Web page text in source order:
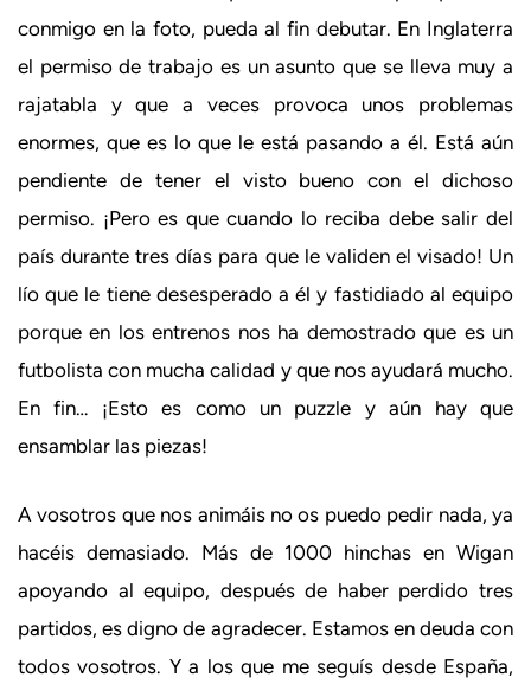
conmigo en la foto, pueda al fin debutar. En Inglaterra
el permiso de trabajo es un asunto que se lleva muy a
rajatabla y que a veces provoca unos problemas
enormes, que es lo que le está pasando a él. Está aún
pendiente de tener el visto bueno con el dichoso
permiso. ¡Pero es que cuando lo reciba debe salir del
país durante tres días para que le validen el visado! Un
lío que le tiene desesperado a él y fastidiado al equipo
porque en los entrenos nos ha demostrado que es un
futbolista con mucha calidad y que nos ayudará mucho.
En fin… ¡Esto es como un puzzle y aún hay que
ensamblar las piezas!
A vosotros que nos animáis no os puedo pedir nada, ya
hacéis demasiado. Más de 1000 hinchas en Wigan
apoyando al equipo, después de haber perdido tres
partidos, es digno de agradecer. Estamos en deuda con
todos vosotros. Y a los que me seguís desde España,